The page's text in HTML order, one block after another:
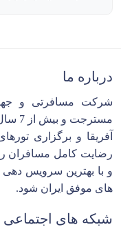
درباره ما
شرکت مسافرتی و
آفریقا و برگزاری
رضایت کامل مسافران
و با بهترین سرویس دهی
های موفق ایران شود.
شبکه های اجتماعی